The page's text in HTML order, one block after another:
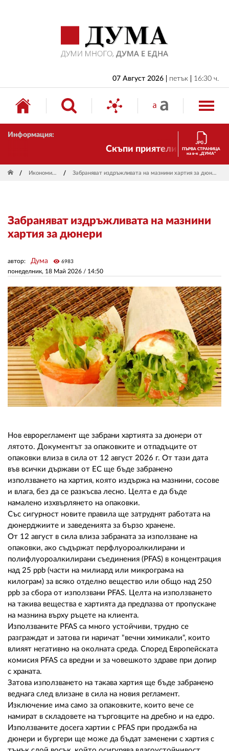
07 Август 2026 петък 16:30 ч.
Информация:
Скъпи приятели! Ние пак сме
ПЪРВА СТРАНИЦА
на в-к „ДУМА“
Икономика Забраняват издръжливата на мазнини хартия за дюнери
Забраняват издръжливата на мазнини
хартия за дюнери
понеделник, 18 Май 2026 / 14:50
автор: Дума visibility 6983
Нов еврорегламент ще забрани хартията за дюнери от
лятото. Документът за опаковките и отпадъците от
опаковки влиза в сила от 12 август 2026 г. От тази дата
във всички държави от ЕС ще бъде забранено
използването на хартия, която издържа на мазнини, сосове
и влага, без да се разкъсва лесно. Целта е да бъде
намалено изхвърлянето на опаковки.
Със сигурност новите правила ще затруднят работата на
дюнерджиите и заведенията за бързо хранене.
От 12 август в сила влиза забраната за използване на
опаковки, ако съдържат перфлуороалкилирани и
полифлуороалкилирани съединения (PFAS) в концентрация
над 25 ppb (части на милиард или микрограма на
килограм) за всяко отделно вещество или общо над 250
ppb за сбора от използвани PFAS. Целта на използването
на такива вещества е хартията да предпазва от пропускане
на мазнина върху ръцете на клиента.
Използваните PFAS са много устойчиви, трудно се
разграждат и затова ги наричат "вечни химикали", които
влияят негативно на околната среда. Според Европейската
комисия PFAS са вредни и за човешкото здраве при допир
с храната.
Затова използването на такава хартия ще бъде забранено
веднага след влизане в сила на новия регламент.
Изключение има само за опаковките, които вече се
намират в складовете на търговците на дребно и на едро.
Използваните досега хартии с PFAS при продажба на
дюнери и бургери ще може да бъдат заменени с хартия с
БЪЛГАРИЯ
ИКОНОМИКА
ИЗБОРИ
СВЯТ
ДРУГИ
АВТОРИ
РЕДАКЦИЯ
КОНТАКТИ
РЕКЛАМА
АБОНАМЕНТ
УСЛОВИЯ ЗА ПОЛЗВАНЕ
ПОЛИТИКА ЗА БИСКВИТКИТЕ
02 975 20 35